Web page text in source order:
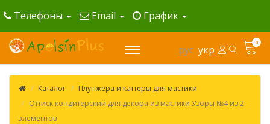
Телефоны Email График
рус укр
0
Каталог
Плунжера и каттеры для мастики
Оттиск кондитерский для декора из мастики Узоры №4 из 2
элементов